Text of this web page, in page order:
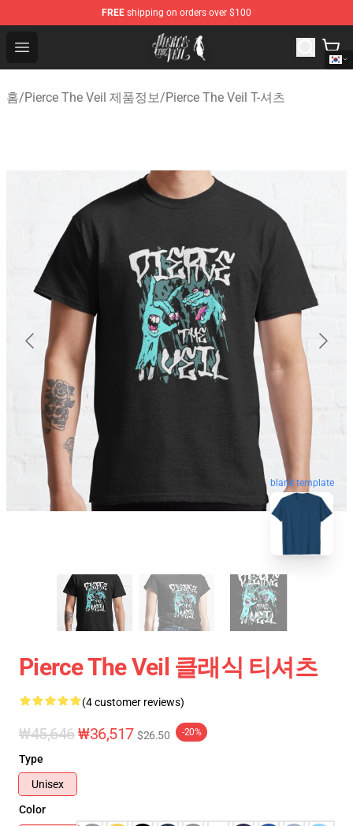
FREE shipping on orders over $100
Open menu
Pierce The Veil Store - Official Pierce The Veil
홈/Pierce The Veil 제품정보/Pierce The Veil T-셔츠
blank template
Pierce The Veil 클래식 티셔츠
(4 customer reviews)
₩45,646₩36,517 $26.50 -20%
Type
Unisex
Color